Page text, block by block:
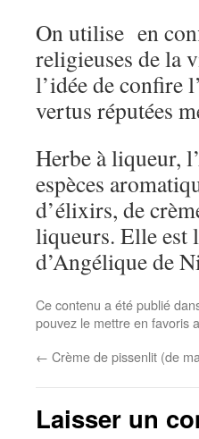
On utilise en
religieuses de la
l’idée de confire
vertus réputées
Herbe à liqueur,
espèces
d’élixirs, de
liqueurs. Elle est
d’Angélique de
Ce contenu a été publié
pouvez le mettre en favoris
← Crème de pissenlit (de
Laisser un